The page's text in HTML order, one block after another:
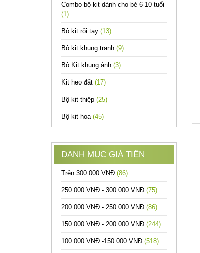
Combo bộ kit dành cho bé 6-10 tuổi
(1)
Bộ kit rối tay (13)
Bộ kit khung tranh (9)
Bộ Kit khung ảnh (3)
Kit heo đất (17)
Bộ kit thiệp (25)
Bộ kit hoa (45)
DANH MỤC GIÁ TIỀN
Trên 300.000 VNĐ (86)
250.000 VNĐ - 300.000 VNĐ (75)
200.000 VNĐ - 250.000 VNĐ (86)
150.000 VNĐ - 200.000 VNĐ (244)
100.000 VNĐ -150.000 VNĐ (518)